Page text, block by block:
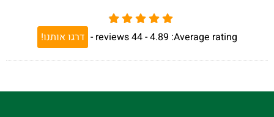
Average rating:
4.89 -
44
reviews
- דרגו אותנו!